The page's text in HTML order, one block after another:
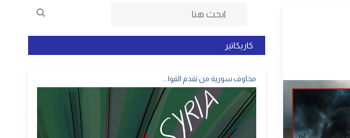
كاريكاتير
مخاوف سورية من تقدم القوا...